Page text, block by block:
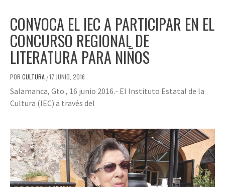
CONVOCA EL IEC A PARTICIPAR EN EL
CONCURSO REGIONAL DE
LITERATURA PARA NIÑOS
POR CULTURA /17 JUNIO, 2016
Salamanca, Gto., 16 junio 2016.- El Instituto Estatal de la
Cultura (IEC) a través del